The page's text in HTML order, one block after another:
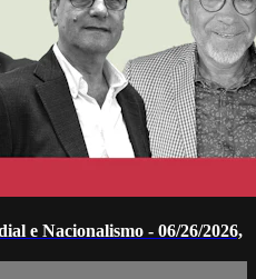
e Nacionalismo - 06/26/2026,